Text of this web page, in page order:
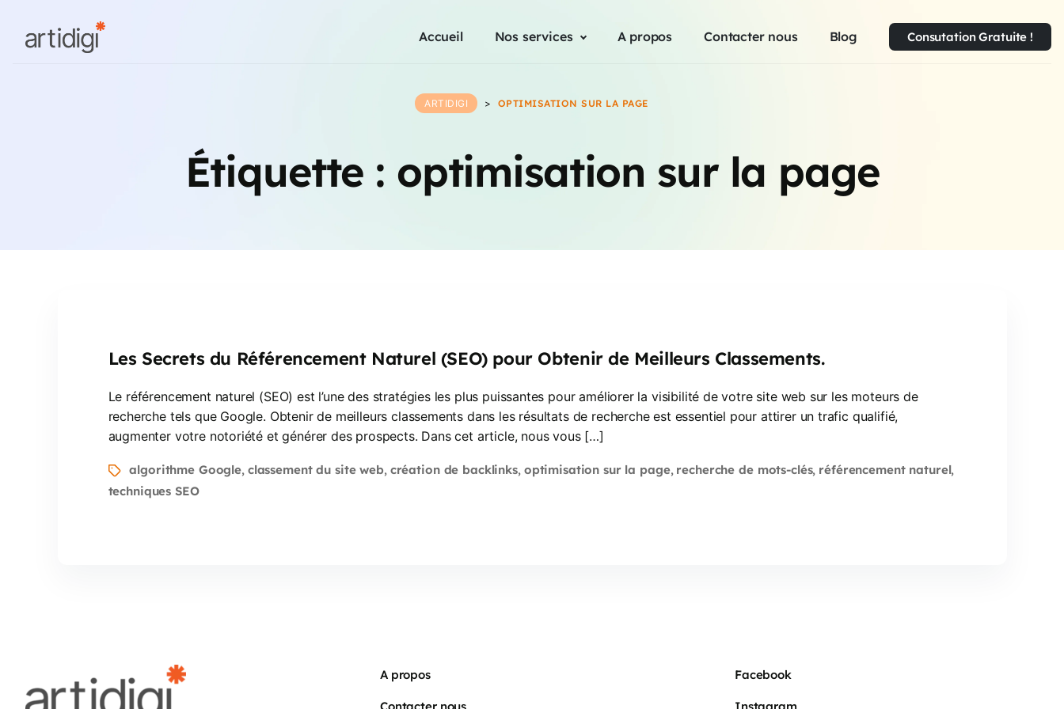
Accueil Nos services A propos Contacter nous Blog Consutation Gratuite !
Étiquette : optimisation sur la page
ARTIDIGI > OPTIMISATION SUR LA PAGE
Les Secrets du Référencement Naturel (SEO) pour Obtenir de Meilleurs Classements.
Le référencement naturel (SEO) est l’une des stratégies les plus puissantes pour améliorer la visibilité de votre site web sur les moteurs de
recherche tels que Google. Obtenir de meilleurs classements dans les résultats de recherche est essentiel pour attirer un trafic qualifié,
augmenter votre notoriété et générer des prospects. Dans cet article, nous vous […]
algorithme Google, classement du site web, création de backlinks, optimisation sur la page, recherche de mots-clés, référencement naturel,
techniques SEO
A propos Facebook